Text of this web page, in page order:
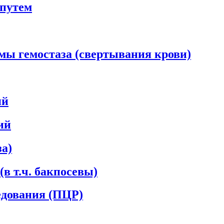
гемостаза (свертывания крови)
т.ч. бакпосевы)
(ПЦР)